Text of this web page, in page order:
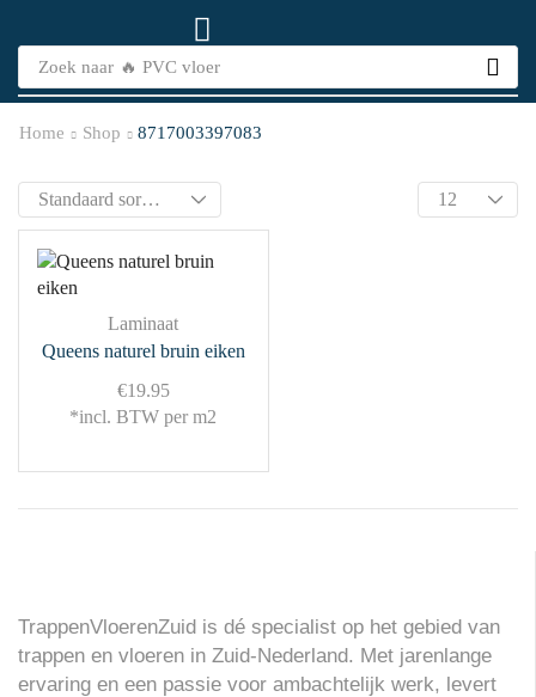
Zoek naar 🔥 PVC vloer
Home Shop 8717003397083
Laminaat
Queens naturel bruin eiken
€19.95
*incl. BTW per m2
TrappenVloerenZuid is dé specialist op het gebied van
trappen en vloeren in Zuid-Nederland. Met jarenlange
ervaring en een passie voor ambachtelijk werk, levert